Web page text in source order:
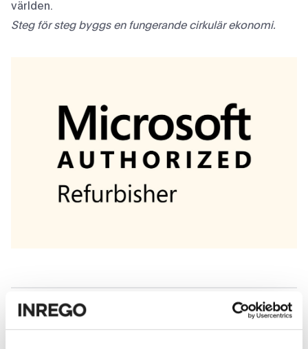
världen.
Steg för steg byggs en fungerande cirkulär ekonomi.